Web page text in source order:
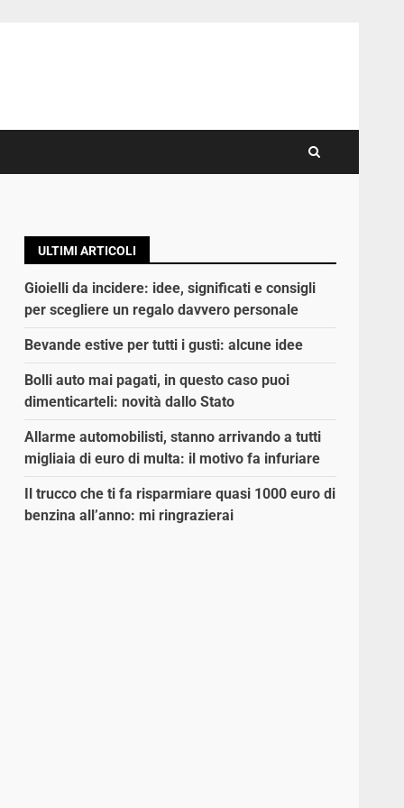
ULTIMI ARTICOLI
Gioielli da incidere: idee, significati e consigli
per scegliere un regalo davvero personale
Bevande estive per tutti i gusti: alcune idee
Bolli auto mai pagati, in questo caso puoi
dimenticarteli: novità dallo Stato
Allarme automobilisti, stanno arrivando a tutti
migliaia di euro di multa: il motivo fa infuriare
Il trucco che ti fa risparmiare quasi 1000 euro di
benzina all’anno: mi ringrazierai